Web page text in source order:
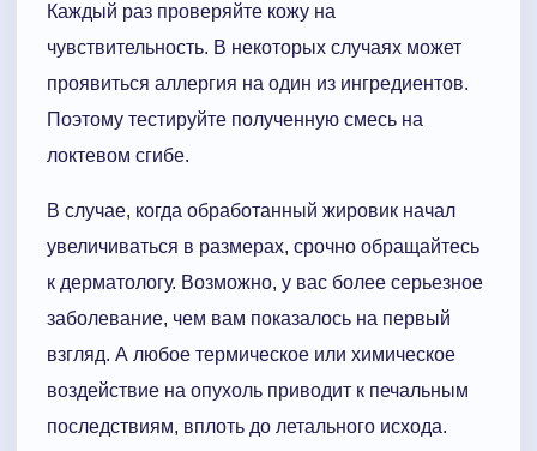
Каждый раз проверяйте кожу на
чувствительность. В некоторых случаях может
проявиться аллергия на один из ингредиентов.
Поэтому тестируйте полученную смесь на
локтевом сгибе.
В случае, когда обработанный жировик начал
увеличиваться в размерах, срочно обращайтесь
к дерматологу. Возможно, у вас более серьезное
заболевание, чем вам показалось на первый
взгляд. А любое термическое или химическое
воздействие на опухоль приводит к печальным
последствиям, вплоть до летального исхода.